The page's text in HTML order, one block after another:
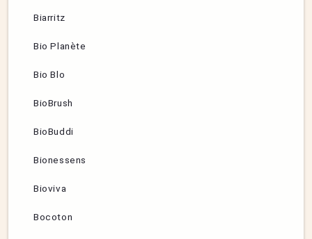
Biarritz
Bio Planète
Bio Blo
BioBrush
BioBuddi
Bionessens
Bioviva
Bocoton